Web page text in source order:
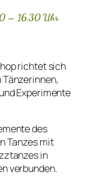
– 16.30 Uhr
richtet sich
Tänzerinnen,
Experimente
des
Tanzes mit
in
verbunden.